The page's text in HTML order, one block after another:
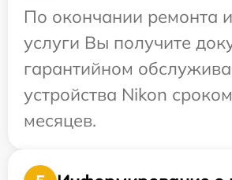
По окончании ремонта
услуги Вы получите
гарантийном
устройства Nikon
месяцев.